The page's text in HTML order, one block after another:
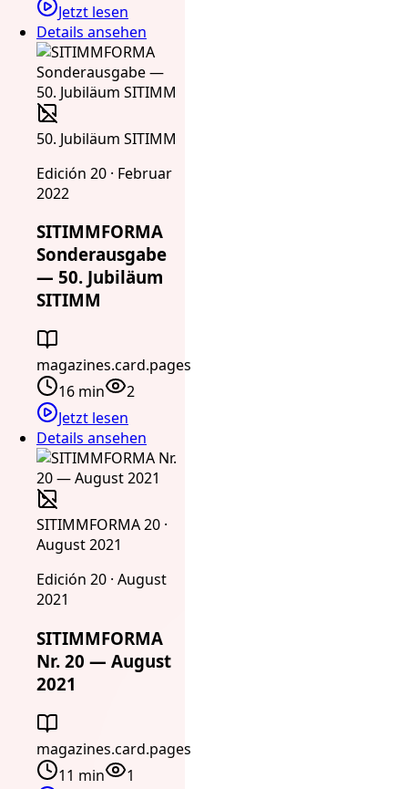
Jetzt lesen
Details ansehen
50. Jubiläum SITIMM
Edición 20 · Februar
2022
SITIMMFORMA
Sonderausgabe
— 50. Jubiläum
SITIMM
magazines.card.pages
16 min
2
Jetzt lesen
Details ansehen
SITIMMFORMA 20 ·
August 2021
Edición 20 · August
2021
SITIMMFORMA
Nr. 20 — August
2021
magazines.card.pages
11 min
1